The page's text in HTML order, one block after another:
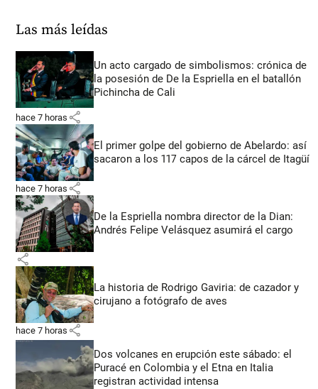
Las más leídas
Un acto cargado de simbolismos: crónica de
la posesión de De la Espriella en el batallón
Pichincha de Cali
hace 7 horas share
El primer golpe del gobierno de Abelardo: así
sacaron a los 117 capos de la cárcel de Itagüí
hace 7 horas share
De la Espriella nombra director de la Dian:
Andrés Felipe Velásquez asumirá el cargo
share
La historia de Rodrigo Gaviria: de cazador y
cirujano a fotógrafo de aves
hace 7 horas share
Dos volcanes en erupción este sábado: el
Puracé en Colombia y el Etna en Italia
registran actividad intensa